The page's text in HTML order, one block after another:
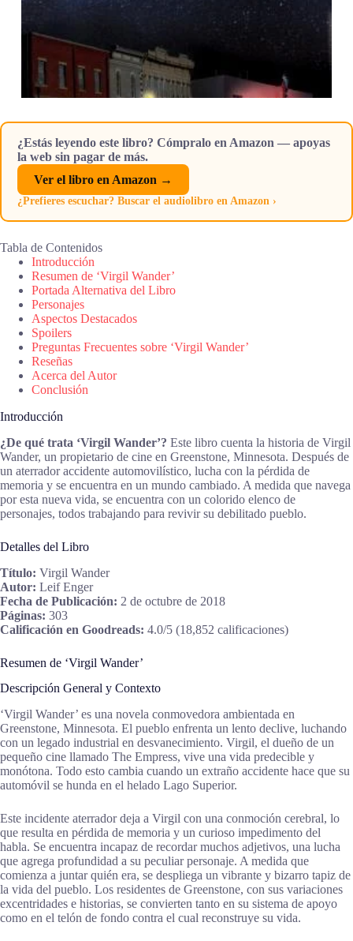
¿Estás leyendo este libro? Cómpralo en Amazon — apoyas
la web sin pagar de más.
Ver el libro en Amazon →
¿Prefieres escuchar? Buscar el audiolibro en Amazon ›
Tabla de Contenidos
Introducción
Resumen de ‘Virgil Wander’
Portada Alternativa del Libro
Personajes
Aspectos Destacados
Spoilers
Preguntas Frecuentes sobre ‘Virgil Wander’
Reseñas
Acerca del Autor
Conclusión
Introducción
¿De qué trata ‘Virgil Wander’? Este libro cuenta la historia de Virgil
Wander, un propietario de cine en Greenstone, Minnesota. Después de
un aterrador accidente automovilístico, lucha con la pérdida de
memoria y se encuentra en un mundo cambiado. A medida que navega
por esta nueva vida, se encuentra con un colorido elenco de
personajes, todos trabajando para revivir su debilitado pueblo.
Detalles del Libro
Título: Virgil Wander
Autor: Leif Enger
Fecha de Publicación: 2 de octubre de 2018
Páginas: 303
Calificación en Goodreads: 4.0/5 (18,852 calificaciones)
Resumen de ‘Virgil Wander’
Descripción General y Contexto
‘Virgil Wander’ es una novela conmovedora ambientada en
Greenstone, Minnesota. El pueblo enfrenta un lento declive, luchando
con un legado industrial en desvanecimiento. Virgil, el dueño de un
pequeño cine llamado The Empress, vive una vida predecible y
monótona. Todo esto cambia cuando un extraño accidente hace que su
automóvil se hunda en el helado Lago Superior.
Este incidente aterrador deja a Virgil con una conmoción cerebral, lo
que resulta en pérdida de memoria y un curioso impedimento del
habla. Se encuentra incapaz de recordar muchos adjetivos, una lucha
que agrega profundidad a su peculiar personaje. A medida que
comienza a juntar quién era, se despliega un vibrante y bizarro tapiz de
la vida del pueblo. Los residentes de Greenstone, con sus variaciones
excentridades e historias, se convierten tanto en su sistema de apoyo
como en el telón de fondo contra el cual reconstruye su vida.